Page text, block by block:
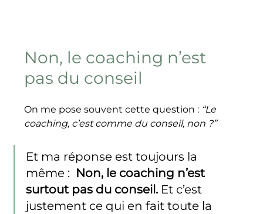
Non, le coaching n’est
pas du conseil
On me pose souvent cette question : “Le
coaching, c’est comme du conseil, non ?”
Et ma réponse est toujours la
même : Non, le coaching n’est
surtout pas du conseil. Et c’est
justement ce qui en fait toute la